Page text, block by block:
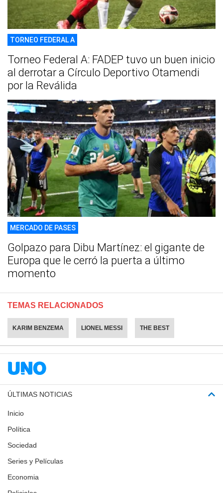
TORNEO FEDERAL A
Torneo Federal A: FADEP tuvo un buen inicio
al derrotar a Círculo Deportivo Otamendi
por la Reválida
MERCADO DE PASES
Golpazo para Dibu Martínez: el gigante de
Europa que le cerró la puerta a último
momento
TEMAS RELACIONADOS
KARIM BENZEMA LIONEL MESSI THE BEST
ÚLTIMAS NOTICIAS
Inicio
Política
Sociedad
Series y Películas
Economia